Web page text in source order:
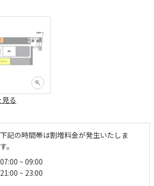
る
下記の時間帯は割増料金が発生いたしま
す。
07:00 ~ 09:00
21:00 ~ 23:00